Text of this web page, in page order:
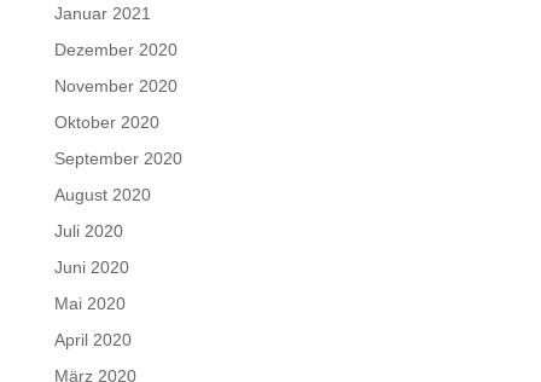
Januar 2021
Dezember 2020
November 2020
Oktober 2020
September 2020
August 2020
Juli 2020
Juni 2020
Mai 2020
April 2020
März 2020